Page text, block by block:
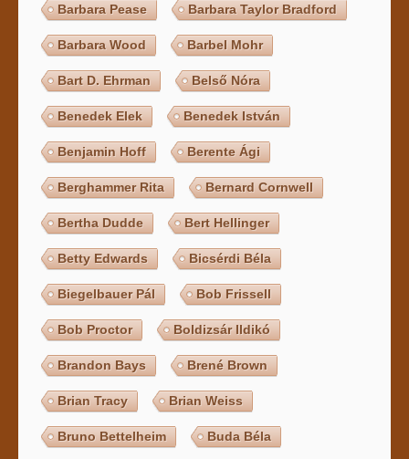
Barbara Pease Barbara Taylor Bradford
Barbara Wood Barbel Mohr
Bart D. Ehrman Belső Nóra
Benedek Elek Benedek István
Benjamin Hoff Berente Ági
Berghammer Rita Bernard Cornwell
Bertha Dudde Bert Hellinger
Betty Edwards Bicsérdi Béla
Biegelbauer Pál Bob Frissell
Bob Proctor Boldizsár Ildikó
Brandon Bays Brené Brown
Brian Tracy Brian Weiss
Bruno Bettelheim Buda Béla